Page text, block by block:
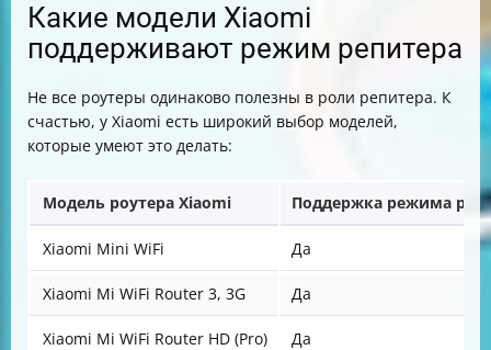
Какие модели Xiaomi
поддерживают режим репитера
Не все роутеры одинаково полезны в роли репитера. К
счастью, у Xiaomi есть широкий выбор моделей,
которые умеют это делать:
Модель роутера Xiaomi Поддержка режима
Xiaomi Mini WiFi Да
Xiaomi Mi WiFi Router 3, 3G Да
Xiaomi Mi WiFi Router HD (Pro) Да